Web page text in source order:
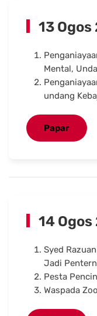
13
Mental,
undang
Papar
14
Syed
Jadi
Pesta
Waspada